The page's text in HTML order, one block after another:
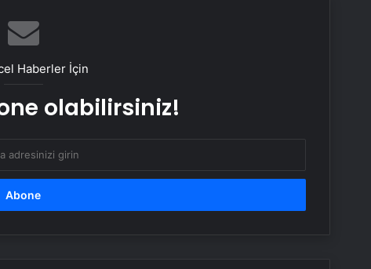
Dünya’nın sonu için tarih verildi:
Haberler İçin
olabilirsiniz!